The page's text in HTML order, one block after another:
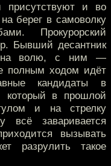
присутствуют и во
берег в самоволку
Прокурорский
Бывший десантник
на волю, с ним —
полным ходом идёт
кандидаты в
который в прошлой
и на стрелку
всё заваривается
вызывать
разрулить такое